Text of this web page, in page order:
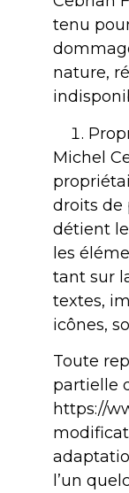
tenu
nature,
Michel
droits de
détient
les
tant sur
textes,
icônes,
Toute
partielle
https://
l’un